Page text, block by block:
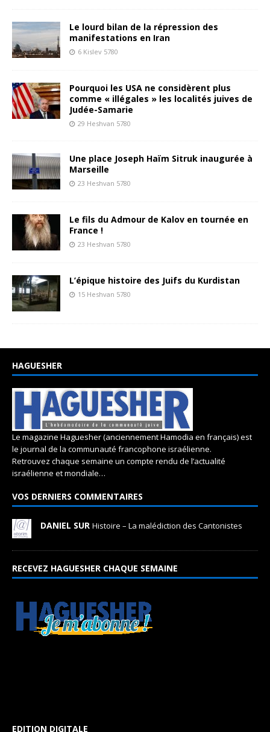
Le lourd bilan de la répression des
manifestations en Iran
6 Kislev 5780
Pourquoi les USA ne considèrent plus
comme « illégales » les localités juives de
Judée-Samarie
29 Heshvan 5780
Une place Joseph Haïm Sitruk inaugurée à
Marseille
23 Heshvan 5780
Le fils du Admour de Kalov en tournée en
France !
23 Heshvan 5780
L’épique histoire des Juifs du Kurdistan
15 Heshvan 5780
HAGUESHER
Le magazine Haguesher (anciennement Hamodia en français) est
le journal de la communauté francophone israélienne.
Retrouvez chaque semaine un compte rendu de l’actualité
israélienne et mondiale…
VOS DERNIERS COMMENTAIRES
DANIEL SUR Histoire – La malédiction des Cantonistes
RECEVEZ HAGUESHER CHAQUE SEMAINE
EDITION DIGITALE